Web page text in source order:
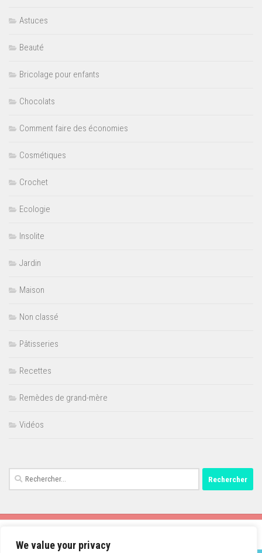
We value your privacy
Astuces
Beauté
Bricolage pour enfants
Chocolats
Comment faire des économies
Cosmétiques
Crochet
Ecologie
Insolite
Jardin
Maison
Non classé
Pâtisseries
Recettes
Remèdes de grand-mère
Vidéos
Rechercher :